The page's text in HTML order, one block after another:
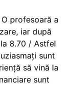
profesoară a
iar după
8.70 / Astfel
sunt
să vină la
sunt